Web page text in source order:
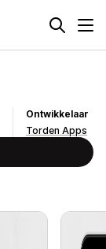
Ontwikkelaar
Torden Apps